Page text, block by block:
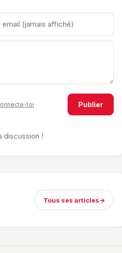
toi Publier
discussion !
Tous ses articles→